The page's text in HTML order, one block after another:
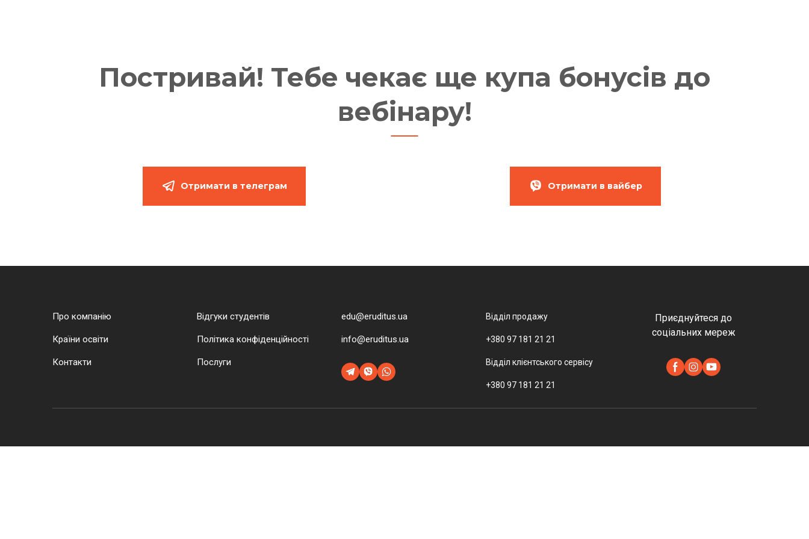
Постривай! Тебе чекає ще купа бонусів до
вебінару!
Отримати в телеграм Отримати в вайбер
Про компанію
Країни освіти
Контакти
Відгуки студентів
Політика конфіденційності
Послуги
edu@eruditus.ua
info@eruditus.ua
Відділ продажу
+380 97 181 21 21
Відділ клієнтського сервісу
+380 97 181 21 21
Приєднуйтеся до
соціальних мереж